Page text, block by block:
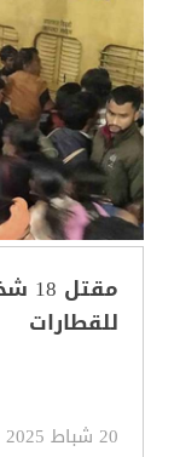
للقطارات
20 شباط 2025